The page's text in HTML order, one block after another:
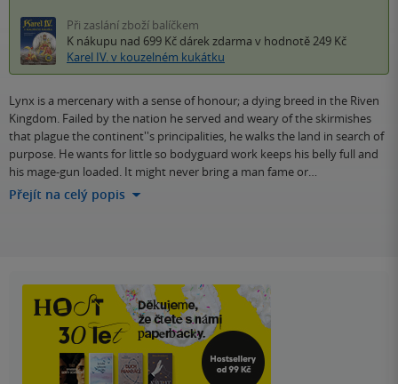
Při zaslání zboží balíčkem
K nákupu nad 699 Kč dárek zdarma v hodnotě 249 Kč
Karel IV. v kouzelném kukátku
Lynx is a mercenary with a sense of honour; a dying breed in the Riven
Kingdom. Failed by the nation he served and weary of the skirmishes
that plague the continent''s principalities, he walks the land in search of
purpose. He wants for little so bodyguard work keeps his belly full and
his mage-gun loaded. It might never bring a man fame or…
Přejít na celý popis